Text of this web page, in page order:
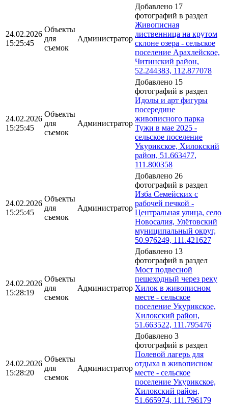
24.02.2026
15:25:45
Объекты
для
съемок
Администратор
Добавлено 17
фотографий в раздел
Живописная
лиственница на крутом
склоне озера - сельское
поселение Арахлейское,
Читинский район,
52.244383, 112.877078
24.02.2026
15:25:45
Объекты
для
съемок
Администратор
Добавлено 15
фотографий в раздел
Идолы и арт фигуры
посередине
живописного парка
Тужи в мае 2025 -
сельское поселение
Укурикское, Хилокский
район, 51.663477,
111.800358
24.02.2026
15:25:45
Объекты
для
съемок
Администратор
Добавлено 26
фотографий в раздел
Изба Семейских с
рабочей печкой -
Центральная улица, село
Новосалия, Улётовский
муниципальный округ,
50.976249, 111.421627
24.02.2026
15:28:19
Объекты
для
съемок
Администратор
Добавлено 13
фотографий в раздел
Мост подвесной
пешеходный через реку
Хилок в живописном
месте - сельское
поселение Укурикское,
Хилокский район,
51.663522, 111.795476
24.02.2026
15:28:20
Объекты
для
съемок
Администратор
Добавлено 3
фотографий в раздел
Полевой лагерь для
отдыха в живописном
месте - сельское
поселение Укурикское,
Хилокский район,
51.665974, 111.796179